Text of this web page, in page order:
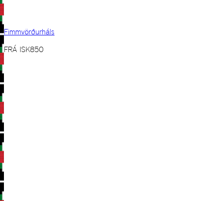
Fimmvörðurháls
FRÁ ISK850